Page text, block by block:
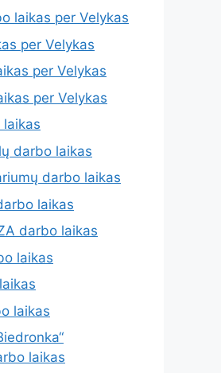
laikas per Velykas
per Velykas
per Velykas
per Velykas
laikas
darbo laikas
darbo laikas
laikas
darbo laikas
laikas
laikas
laikas